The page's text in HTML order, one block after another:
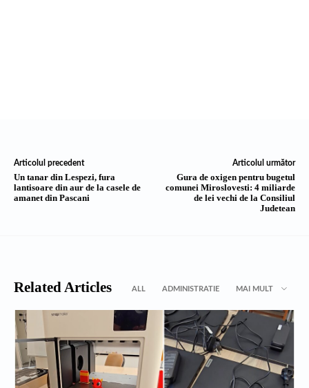
Articolul precedent
Un tanar din Lespezi, fura
lantisoare din aur de la casele de
amanet din Pascani
Articolul următor
Gura de oxigen pentru bugetul
comunei Miroslovesti: 4 miliarde
de lei vechi de la Consiliul
Judetean
Related Articles ALL ADMINISTRATIE MAI MULT